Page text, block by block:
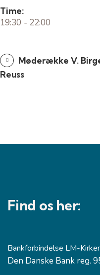
Time:
19:30 - 22:00
Møderække V.
Reuss
Find os her:
Bankforbindelse LM-
Den Danske Bank reg.